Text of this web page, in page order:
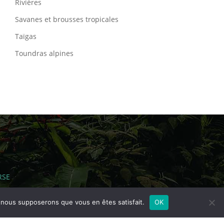
Rivières
Savanes et brousses tropicales
Taïgas
Toundras alpines
supposerons que vous en êtes satisfait. OK